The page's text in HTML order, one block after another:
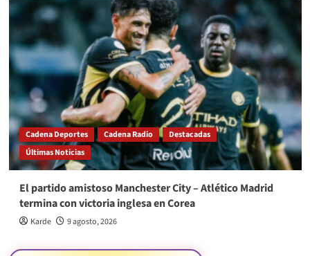
Cadena Deportes Cadena Radio
Destacadas
Últimas Noticias
El partido amistoso Manchester City – Atlético Madrid
termina con victoria inglesa en Corea
Karde 9 agosto, 2026